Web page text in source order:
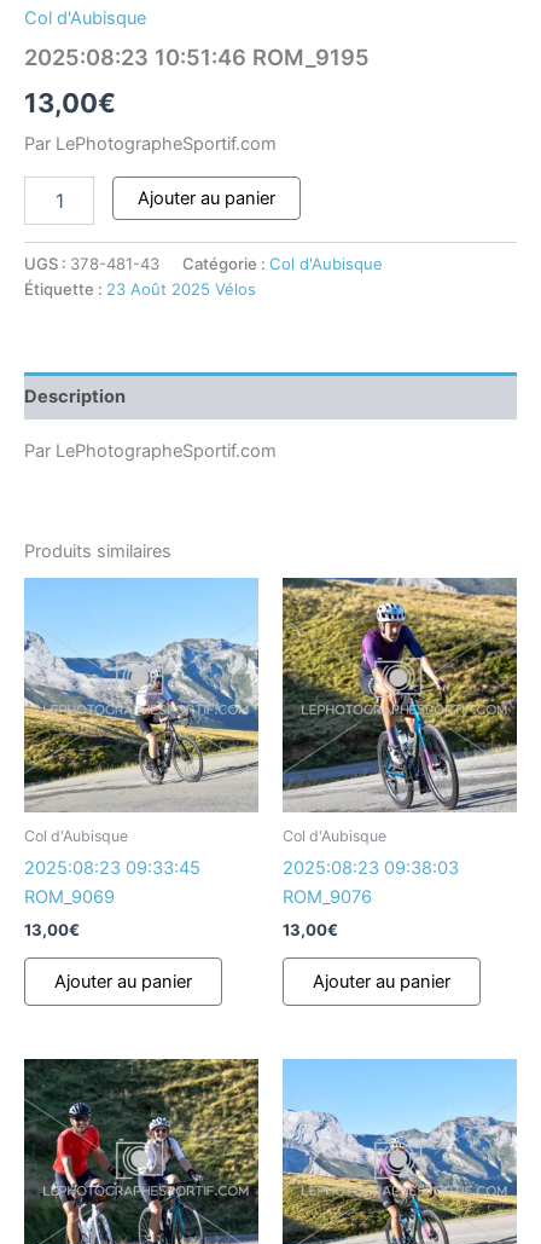
Col d'Aubisque
2025:08:23 10:51:46 ROM_9195
13,00€
Par LePhotographeSportif.com
Ajouter au panier
UGS : 378-481-43 Catégorie : Col d'Aubisque
Étiquette : 23 Août 2025 Vélos
Description
Par LePhotographeSportif.com
Produits similaires
Col d'Aubisque
2025:08:23 09:33:45
ROM_9069
13,00€
Ajouter au panier
Col d'Aubisque
2025:08:23 09:38:03
ROM_9076
13,00€
Ajouter au panier